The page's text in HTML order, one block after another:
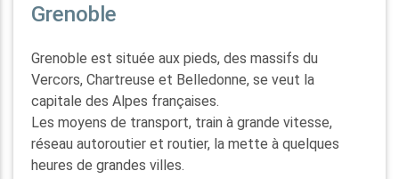
Grenoble
Grenoble est située aux pieds, des massifs du
Vercors, Chartreuse et Belledonne, se veut la
capitale des Alpes françaises.
Les moyens de transport, train à grande vitesse,
réseau autoroutier et routier, la mette à quelques
heures de grandes villes.